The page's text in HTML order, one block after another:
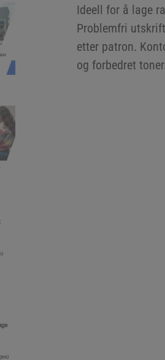
Ideell for å lage
Problemfri
etter patron.
og forbedret